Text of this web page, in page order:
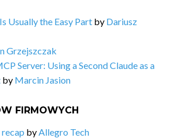
Usually the Easy Part by Dariusz
Grzejszczak
Server: Using a Second Claude as a
by Marcin Jasion
FIRMOWYCH
by Allegro Tech